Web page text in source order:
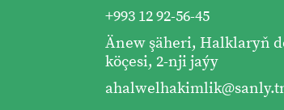
+993 12 92-56-45
Änew şäheri, Halklaryň
köçesi, 2-nji jaýy